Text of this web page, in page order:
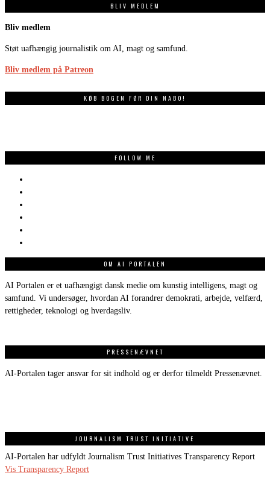
BLIV MEDLEM
Bliv medlem
Støt uafhængig journalistik om AI, magt og samfund.
Bliv medlem på Patreon
KØB BOGEN FØR DIN NABO!
FOLLOW ME
OM AI PORTALEN
AI Portalen er et uafhængigt dansk medie om kunstig intelligens, magt og
samfund. Vi undersøger, hvordan AI forandrer demokrati, arbejde, velfærd,
rettigheder, teknologi og hverdagsliv.
PRESSENÆVNET
AI-Portalen tager ansvar for sit indhold og er derfor tilmeldt Pressenævnet.
JOURNALISM TRUST INITIATIVE
AI-Portalen har udfyldt Journalism Trust Initiatives Transparency Report
Vis Transparency Report